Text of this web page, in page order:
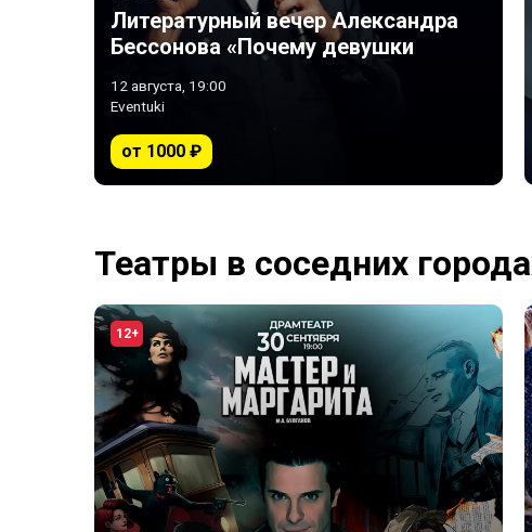
Литературный вечер Александра
Бессонова «Почему девушки
12 августа, 19:00
Eventuki
от 1000 ₽
Театры в соседних
12+